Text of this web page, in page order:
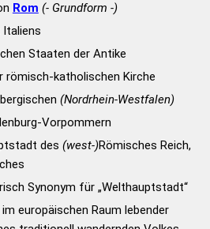
Rom (- Grundform -)
Staaten der Antike
römisch-katholischen Kirche
(Nordrhein-Westfalen)
Vorpommern
des (west-)Römisches Reich,
Synonym für „Welthauptstadt“
europäischen Raum lebender